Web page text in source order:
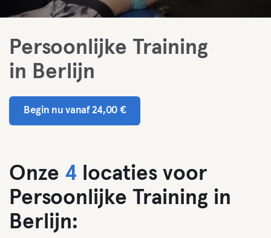
Persoonlijke Training
in Berlijn
Begin nu vanaf 24,00 €
Onze 4 locaties voor
Persoonlijke Training in
Berlijn: